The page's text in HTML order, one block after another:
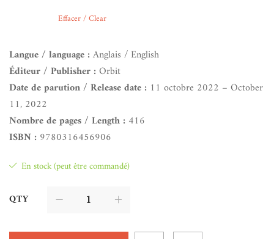
Effacer / Clear
Langue / language :Anglais / English
Éditeur / Publisher :Orbit
Date de parution / Release date : 11 octobre 2022 – October
11, 2022
Nombre de pages / Length : 416
ISBN : 9780316456906
En stock (peut être commandé)
QTY